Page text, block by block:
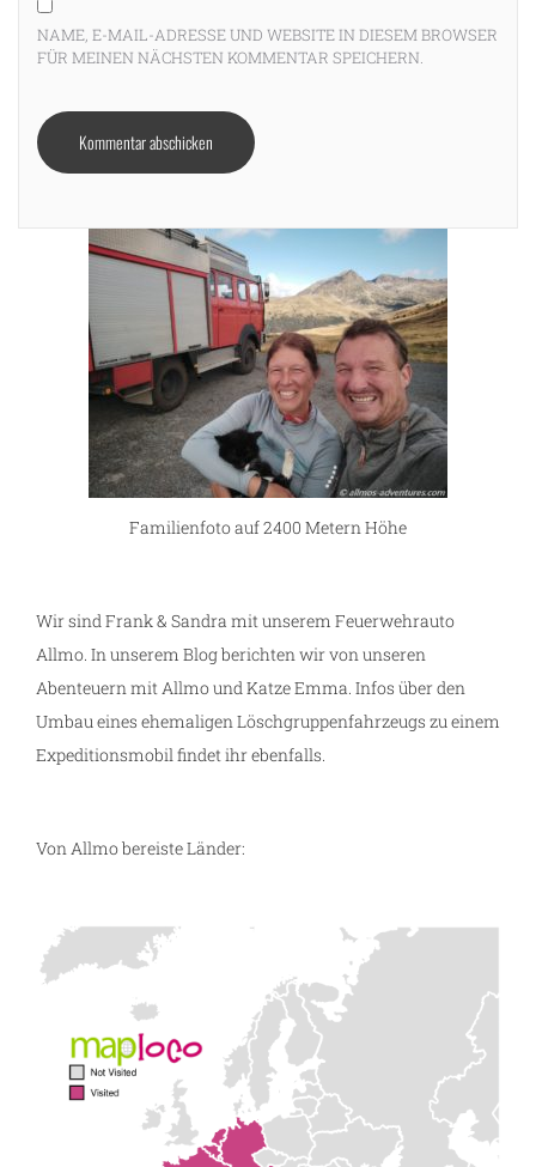
NAME, E-MAIL-ADRESSE UND WEBSITE IN DIESEM BROWSER
FÜR MEINEN NÄCHSTEN KOMMENTAR SPEICHERN.
Familienfoto auf 2400 Metern Höhe
Wir sind Frank & Sandra mit unserem Feuerwehrauto
Allmo. In unserem Blog berichten wir von unseren
Abenteuern mit Allmo und Katze Emma. Infos über den
Umbau eines ehemaligen Löschgruppenfahrzeugs zu einem
Expeditionsmobil findet ihr ebenfalls.
Von Allmo bereiste Länder: